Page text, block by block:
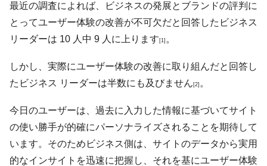
最近の調査によれば、ビジネスの発展とブランドの評判に
とってユーザー体験の改善が不可欠だと回答したビジネス
リーダーは 10 人中 9 人に上ります [1] 。
しかし、実際にユーザー体験の改善に取り組んだと回答し
たビジネス リーダーは半数にも及びません [2] 。
今日のユーザーは、過去に入力した情報に基づいてサイト
の使い勝手が的確にパーソナライズされることを期待して
います。そのためビジネス側は、サイトのデータから実用
的なインサイトを迅速に把握し、それを基にユーザー体験